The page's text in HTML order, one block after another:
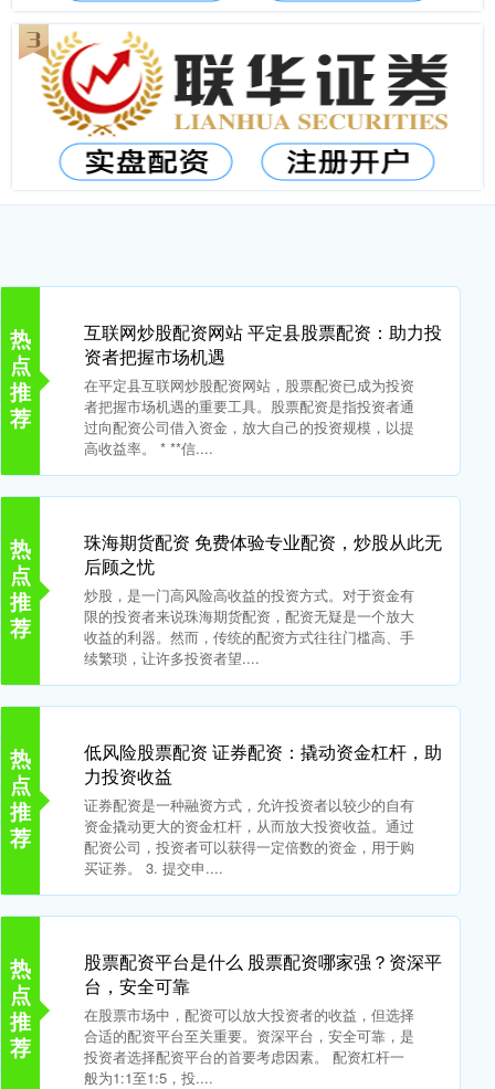
热
点
推
荐
互联网炒股配资网站 平定县股票配资：助力投
资者把握市场机遇
在平定县互联网炒股配资网站，股票配资已成为投资
者把握市场机遇的重要工具。股票配资是指投资者通
过向配资公司借入资金，放大自己的投资规模，以提
高收益率。 * **信....
热
点
推
荐
珠海期货配资 免费体验专业配资，炒股从此无
后顾之忧
炒股，是一门高风险高收益的投资方式。对于资金有
限的投资者来说珠海期货配资，配资无疑是一个放大
收益的利器。然而，传统的配资方式往往门槛高、手
续繁琐，让许多投资者望....
热
点
推
荐
低风险股票配资 证券配资：撬动资金杠杆，助
力投资收益
证券配资是一种融资方式，允许投资者以较少的自有
资金撬动更大的资金杠杆，从而放大投资收益。通过
配资公司，投资者可以获得一定倍数的资金，用于购
买证券。 3. 提交申....
热
点
推
荐
股票配资平台是什么 股票配资哪家强？资深平
台，安全可靠
在股票市场中，配资可以放大投资者的收益，但选择
合适的配资平台至关重要。资深平台，安全可靠，是
投资者选择配资平台的首要考虑因素。 配资杠杆一
般为1:1至1:5，投....